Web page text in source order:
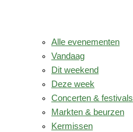
Alle evenementen
Vandaag
Dit weekend
Deze week
Concerten & festivals
Markten & beurzen
Kermissen